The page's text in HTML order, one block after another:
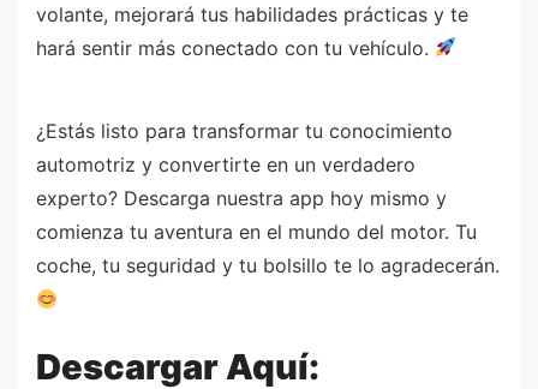
volante, mejorará tus habilidades prácticas y te
hará sentir más conectado con tu vehículo.
¿Estás listo para transformar tu conocimiento
automotriz y convertirte en un verdadero
experto? Descarga nuestra app hoy mismo y
comienza tu aventura en el mundo del motor. Tu
coche, tu seguridad y tu bolsillo te lo agradecerán.
Descargar Aquí: